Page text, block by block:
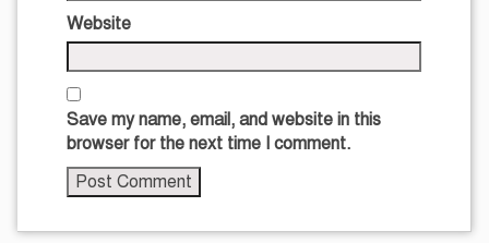
Website
Save my name, email, and website in this
browser for the next time I comment.